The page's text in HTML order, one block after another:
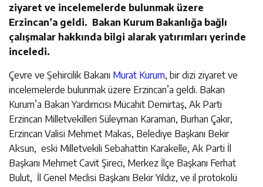
ziyaret ve incelemelerde bulunmak üzere
Erzincan’a geldi. Bakan Kurum Bakanlığa bağlı
çalışmalar hakkında bilgi alarak yatırımları yerinde
inceledi.
Çevre ve Şehircilik Bakanı Murat Kurum, bir dizi ziyaret ve
incelemelerde bulunmak üzere Erzincan’a geldi. Bakan
Kurum’a Bakan Yardımcısı Mücahit Demirtaş, Ak Parti
Erzincan Milletvekilleri Süleyman Karaman, Burhan Çakır,
Erzincan Valisi Mehmet Makas, Belediye Başkanı Bekir
Aksun, eski Milletvekili Sebahattin Karakelle, Ak Parti İl
Başkanı Mehmet Cavit Şireci, Merkez İlçe Başkanı Ferhat
Bulut, İl Genel Meclisi Başkanı Bekir Yıldız, ve il protokolü